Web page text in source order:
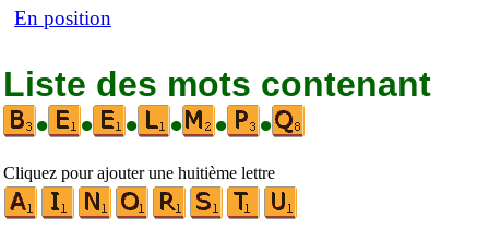
En position
Liste des mots contenant
•
• • • • •
Cliquez pour ajouter une huitième lettre